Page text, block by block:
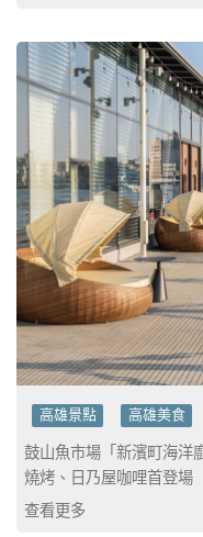
高雄景點 高雄美食
鼓山魚市場「新濱町海
燒烤、日乃屋咖哩首登場
查看更多